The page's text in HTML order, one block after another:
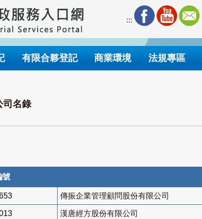
:::
有限合夥登記 商業環境 法規專區
司名錄
號
傳振企業管理顧問股份有限公司
漢唐經方股份有限公司